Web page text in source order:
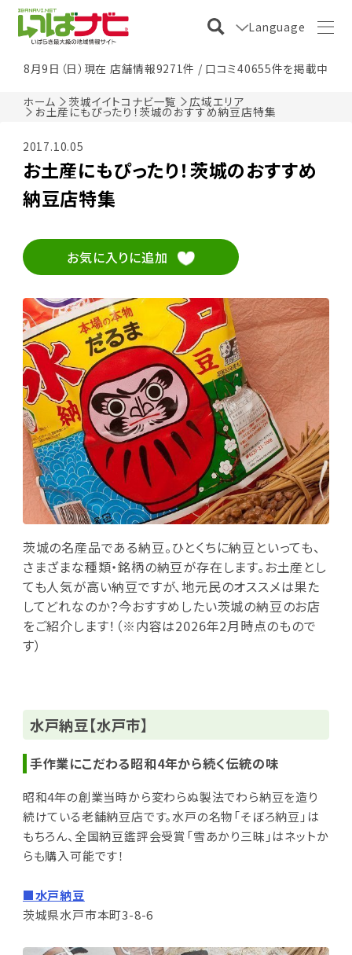
Language
8月9日（日）現在 店舗情報9271件 / 口コミ40655件を掲載中
ホーム 茨城イイトコナビ一覧 広域エリア
お土産にもぴったり！茨城のおすすめ納豆店特集
2017.10.05
お土産にもぴったり！茨城のおすすめ
納豆店特集
お気に入りに追加
茨城の名産品である納豆。ひとくちに納豆といっても、
さまざまな種類・銘柄の納豆が存在します。お土産とし
ても人気が高い納豆ですが、地元民のオススメは果た
してどれなのか？今おすすめしたい茨城の納豆のお店
をご紹介します！（※内容は2026年2月時点のもので
す）
水戸納豆【水戸市】
手作業にこだわる昭和4年から続く伝統の味
昭和4年の創業当時から変わらぬ製法でわら納豆を造り
続けている老舗納豆店です。水戸の名物「そぼろ納豆」は
もちろん、全国納豆鑑評会受賞「雪あかり三昧」はネットか
らも購入可能です！
■水戸納豆
茨城県水戸市本町3-8-6